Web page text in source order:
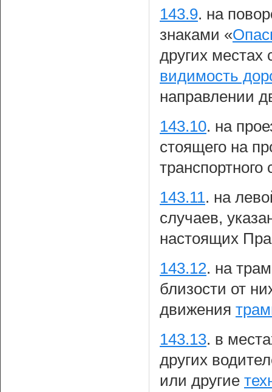
143.9. на
знаками «
других местах
видимость
направлении
143.10. на
стоящего на
транспортного
143.11. на
случаев,
настоящих
143.12. на
близости от
движения
143.13. в
других
или другие